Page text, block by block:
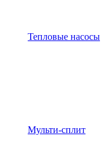
Тепловые насосы
Мульти-сплит